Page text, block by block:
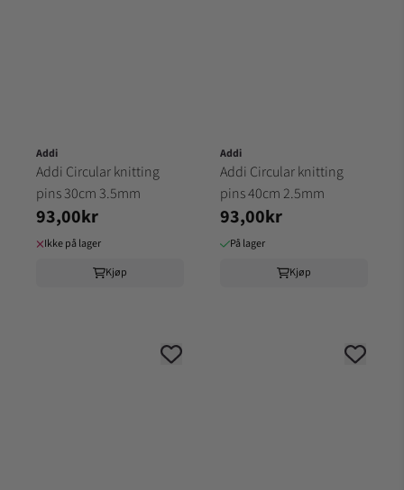
Addi
Addi Circular knitting
pins 30cm 3.5mm
93,00kr
Ikke på lager
Kjøp
Addi
Addi Circular knitting
pins 40cm 2.5mm
93,00kr
På lager
Kjøp